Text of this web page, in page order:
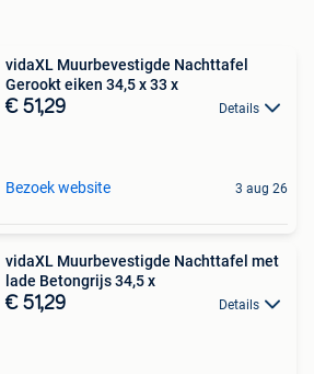
vidaXL Muurbevestigde Nachttafel
Gerookt eiken 34,5 x 33 x
€ 51,29 Details
Bezoek website 3 aug 26
vidaXL Muurbevestigde Nachttafel met
lade Betongrijs 34,5 x
€ 51,29 Details